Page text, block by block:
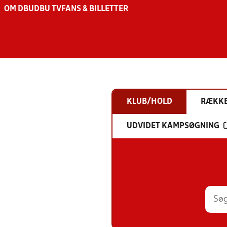
OM DBU DBU TV FANS & BILLETTER
KLUB/HOLD
UDVIDET KAMPSØGNING